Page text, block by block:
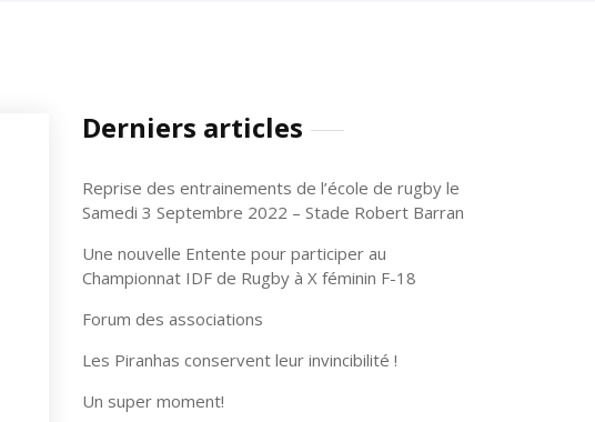
Derniers articles
Reprise des entrainements de l’école de rugby le
Samedi 3 Septembre 2022 – Stade Robert Barran
Une nouvelle Entente pour participer au
Championnat IDF de Rugby à X féminin F-18
Forum des associations
Les Piranhas conservent leur invincibilité !
Un super moment!